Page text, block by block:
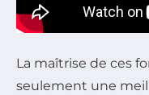
La maîtrise de ces
seulement une